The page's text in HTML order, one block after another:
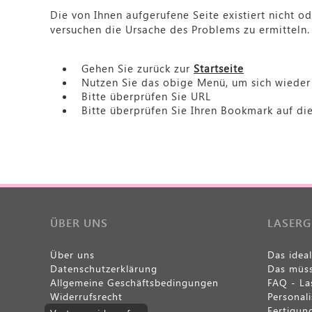
Isolierflaschen & Kannen
Bar & Zubehör
Isolierflaschen & Kannen
Die von Ihnen aufgerufene Seite existiert nicht
versuchen die Ursache des Problems zu ermitteln.
Gehen Sie zurück zur Startseite
Nutzen Sie das obige Menü, um sich
Bitte überprüfen Sie URL
Bitte überprüfen Sie Ihren Bookmark auf
ÜBER UNS
Über uns
Datenschutzerklärung
Allgemeine Geschäftsbedingungen
Widerrufsrecht
Das
Das
FAQ -